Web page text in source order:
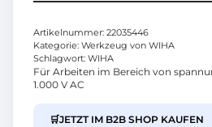
Artikelnummer: 22035446
Kategorie: Werkzeug von WIHA
Schlagwort: WIHA
Für Arbeiten im Bereich von
1.000 V AC
🛒JETZT IM B2B SHOP KAUFEN